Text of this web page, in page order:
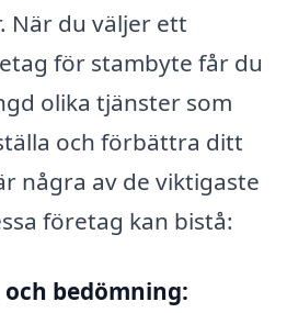
När du väljer ett
för stambyte får du
olika tjänster som
och förbättra ditt
några av de viktigaste
företag kan bistå:
bedömning: